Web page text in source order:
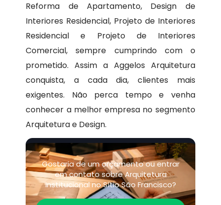
Reforma de Apartamento, Design de
Interiores Residencial, Projeto de Interiores
Residencial e Projeto de Interiores
Comercial, sempre cumprindo com o
prometido. Assim a Aggelos Arquitetura
conquista, a cada dia, clientes mais
exigentes. Não perca tempo e venha
conhecer a melhor empresa no segmento
Arquitetura e Design.
Gostaria de um orçamento ou entrar
em contato sobre Arquitetura
Institucional no Sítio São Francisco?